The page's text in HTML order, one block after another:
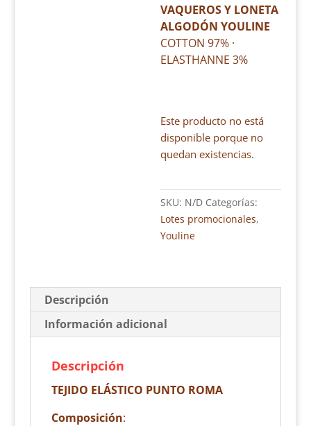
VAQUEROS Y LONETA
ALGODÓN YOULINE
COTTON 97% ·
ELASTHANNE 3%
Este producto no está
disponible porque no
quedan existencias.
SKU: N/D Categorías:
Lotes promocionales,
Youline
Descripción
Información adicional
Descripción
TEJIDO ELÁSTICO PUNTO ROMA
Composición: